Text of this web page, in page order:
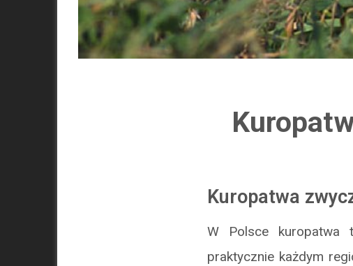
Kuropatwa
W Polsce kuropatwa
praktycznie każdym